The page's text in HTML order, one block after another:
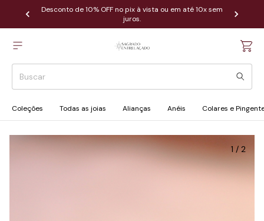
Desconto de 10% OFF no pix à vista ou em até 10x sem
juros.
Coleções Todas as joias Alianças Anéis Colares e
1 / 2